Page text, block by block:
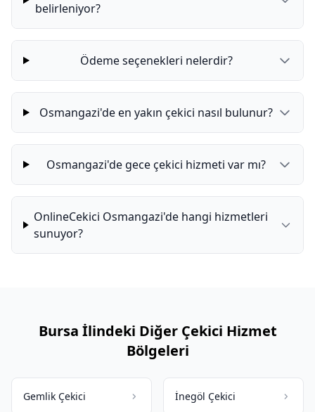
belirleniyor?
Ödeme seçenekleri nelerdir?
Osmangazi'de en yakın çekici nasıl bulunur?
Osmangazi'de gece çekici hizmeti var mı?
OnlineCekici Osmangazi'de hangi hizmetleri
sunuyor?
Bursa İlindeki Diğer Çekici Hizmet
Bölgeleri
Gemlik Çekici İnegöl Çekici